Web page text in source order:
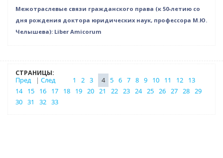
Межотраслевые связи гражданского права (к 50-летию со
дня рождения доктора юридических наук, профессора М.Ю.
Челышева): Liber Amicorum
СТРАНИЦЫ:
Пред
| След 1 2 3 4 5 6 7 8 9 10 11 12
13
14
15 16 17 18 19 20 21 22 23 24 25 26 27 28 29
30 31 32 33